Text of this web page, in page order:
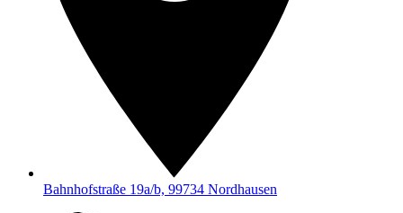
Bahnhofstraße 19a/b, 99734 Nordhausen